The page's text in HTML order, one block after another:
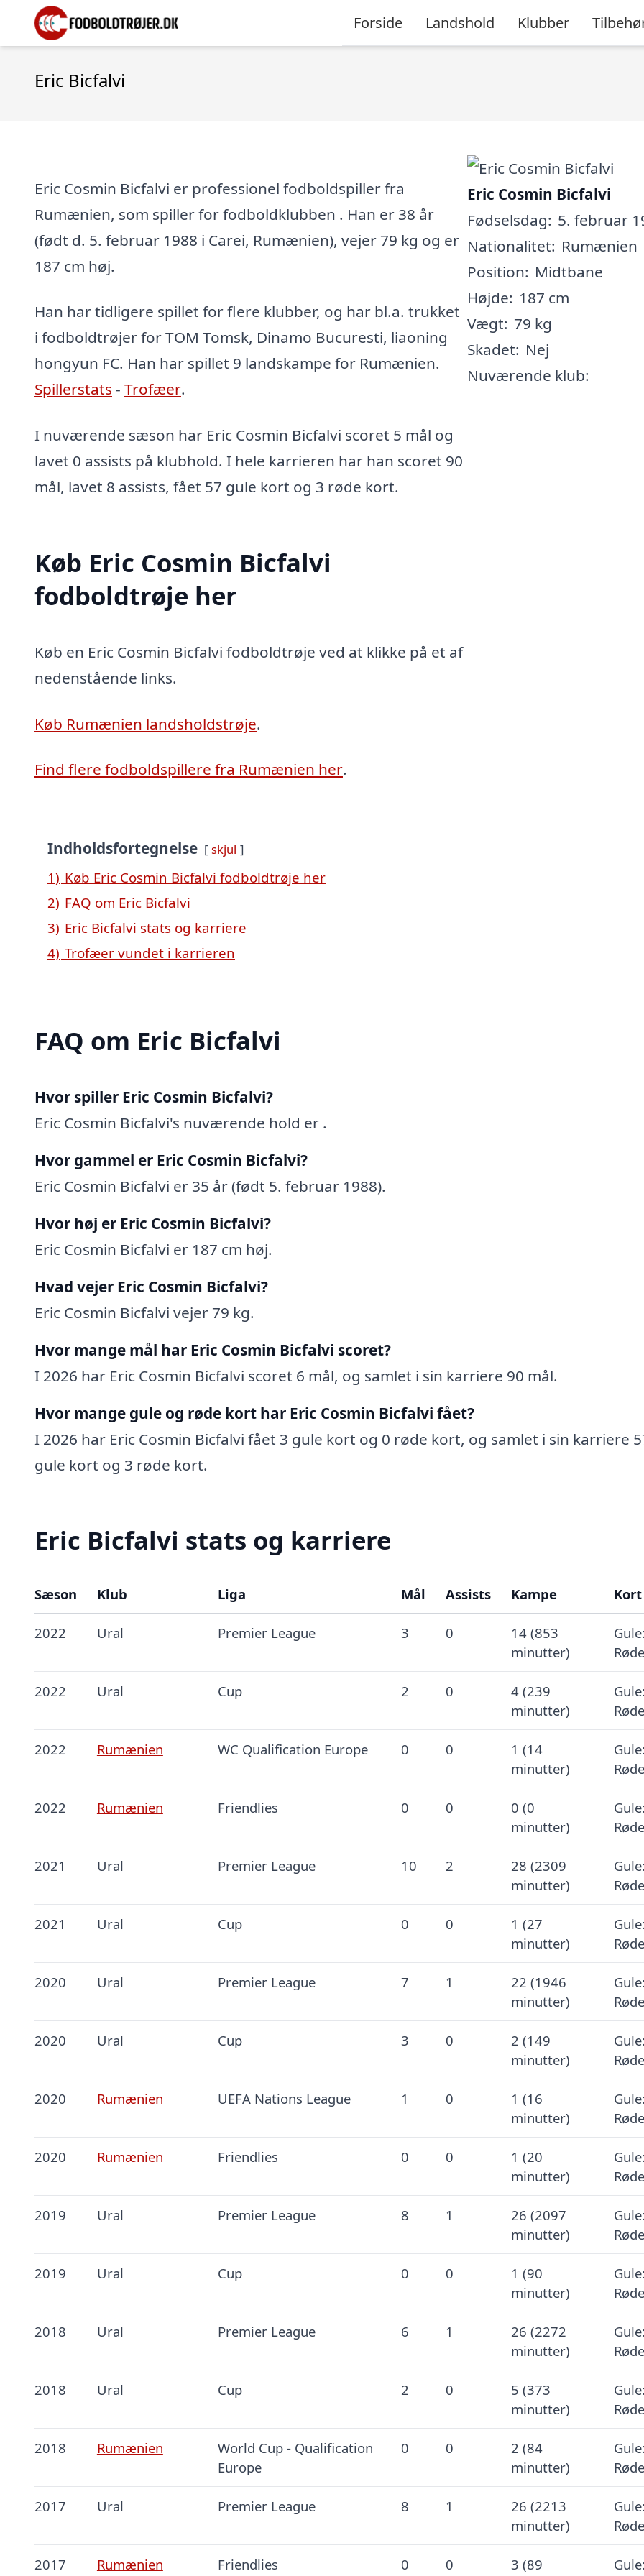
Forside Landshold Klubber
Eric Bicfalvi
Eric Cosmin Bicfalvi er professionel fodboldspiller fra
Rumænien, som spiller for fodboldklubben . Han er 38 år
(født d. 5. februar 1988 i Carei, Rumænien), vejer 79 kg og er
187 cm høj.
Han har tidligere spillet for flere klubber, og har bl.a. trukket
i fodboldtrøjer for TOM Tomsk, Dinamo Bucuresti, liaoning
hongyun FC. Han har spillet 9 landskampe for Rumænien.
Spillerstats - Trofæer.
I nuværende sæson har Eric Cosmin Bicfalvi scoret 5 mål og
lavet 0 assists på klubhold. I hele karrieren har han scoret 90
mål, lavet 8 assists, fået 57 gule kort og 3 røde kort.
Køb Eric Cosmin Bicfalvi
fodboldtrøje her
Køb en Eric Cosmin Bicfalvi fodboldtrøje ved at klikke på et af
nedenstående links.
Køb Rumænien landsholdstrøje.
Find flere fodboldspillere fra Rumænien her.
Eric Cosmin Bicfalvi
Fødselsdag: 5. februar
Nationalitet: Rumænien
Position: Midtbane
Højde: 187 cm
Vægt: 79 kg
Skadet: Nej
Nuværende klub:
Indholdsfortegnelse skjul
1) Køb Eric Cosmin Bicfalvi fodboldtrøje her
2) FAQ om Eric Bicfalvi
3) Eric Bicfalvi stats og karriere
4) Trofæer vundet i karrieren
FAQ om Eric Bicfalvi
Hvor spiller Eric Cosmin Bicfalvi?
Eric Cosmin Bicfalvi's nuværende hold er .
Hvor gammel er Eric Cosmin Bicfalvi?
Eric Cosmin Bicfalvi er 35 år (født 5. februar 1988).
Hvor høj er Eric Cosmin Bicfalvi?
Eric Cosmin Bicfalvi er 187 cm høj.
Hvad vejer Eric Cosmin Bicfalvi?
Eric Cosmin Bicfalvi vejer 79 kg.
Hvor mange mål har Eric Cosmin Bicfalvi scoret?
I 2026 har Eric Cosmin Bicfalvi scoret 6 mål, og samlet i sin karriere 90 mål.
Hvor mange gule og røde kort har Eric Cosmin Bicfalvi fået?
I 2026 har Eric Cosmin Bicfalvi fået 3 gule kort og 0 røde kort, og samlet i sin karriere
gule kort og 3 røde kort.
Eric Bicfalvi stats og karriere
Sæson Klub Liga Mål Assists Kampe Kort
2022 Ural Premier League 3 0
14 (853
minutter)
2022 Ural Cup 2 0
4 (239
minutter)
2022 Rumænien WC Qualification Europe 0 0
1 (14
minutter)
2022 Rumænien Friendlies 0 0
0 (0
minutter)
2021 Ural Premier League 10 2
28 (2309
minutter)
2021 Ural Cup 0 0
1 (27
minutter)
2020 Ural Premier League 7 1
22 (1946
minutter)
2020 Ural Cup 3 0
2 (149
minutter)
2020 Rumænien UEFA Nations League 1 0
1 (16
minutter)
2020 Rumænien Friendlies 0 0
1 (20
minutter)
2019 Ural Premier League 8 1
26 (2097
minutter)
2019 Ural Cup 0 0
1 (90
minutter)
2018 Ural Premier League 6 1
26 (2272
minutter)
2018 Ural Cup 2 0
5 (373
minutter)
2018 Rumænien
World Cup - Qualification
Europe
0 0
2 (84
minutter)
2017 Ural Premier League 8 1
26 (2213
minutter)
2017 Rumænien Friendlies 0 0
3 (89